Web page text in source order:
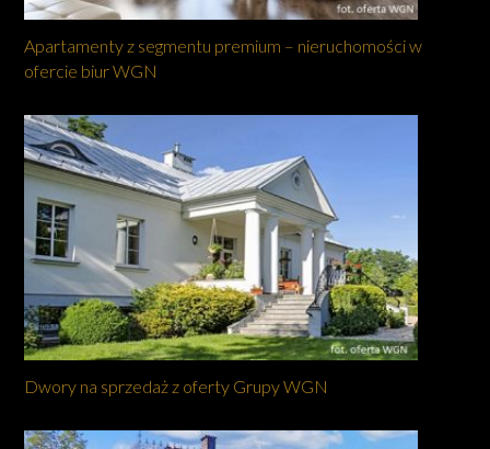
Apartamenty z segmentu premium – nieruchomości w
ofercie biur WGN
Dwory na sprzedaż z oferty Grupy WGN